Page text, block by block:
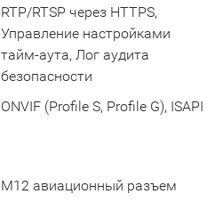
RTP/RTSP через HTTPS,
Управление настройками
тайм-аута, Лог аудита
безопасности
ONVIF (Profile S, Profile G), ISAPI
M12 авиационный разъем